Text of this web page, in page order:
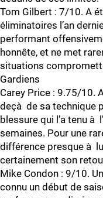
Tom Gilbert : 7/10. A
éliminatoires l’an
performant
honnête, et ne met
situations
Gardiens
Carey Price : 9.75/10.
deçà de sa technique
blessure qui l’a tenu à
semaines. Pour une
différence presque à
certainement son
Mike Condon : 9/10.
connu un début de